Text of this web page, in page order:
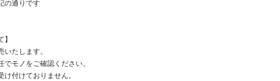
の通りです
たします。
でモノをご確認ください。
け付けておりません。